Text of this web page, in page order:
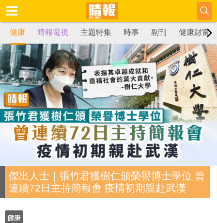
健康 晴報電視 主題特集 時事 副刊 健康財富
傑出人士｜張竹君獲樹仁頒榮譽博士學位 曾
連續72日主持簡報會 疫情初期親赴武漢
健康